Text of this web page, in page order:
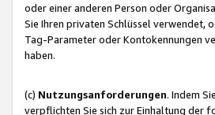
oder einer anderen Person oder
Sie Ihren privaten Schlüssel
Tag-Parameter oder Kontokennungen
haben.
(c) Nutzungsanforderungen. Indem
verpflichten Sie sich zur Einhaltung der